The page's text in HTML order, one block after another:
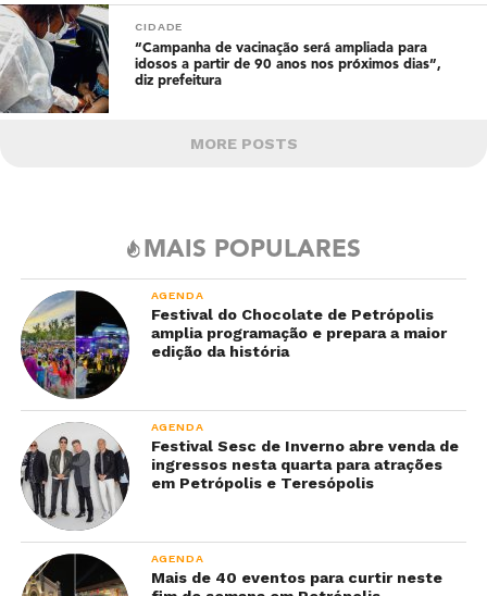
CIDADE
“Campanha de vacinação será ampliada para
idosos a partir de 90 anos nos próximos dias”,
diz prefeitura
MORE POSTS
MAIS POPULARES
AGENDA
Festival do Chocolate de Petrópolis
amplia programação e prepara a maior
edição da história
AGENDA
Festival Sesc de Inverno abre venda de
ingressos nesta quarta para atrações
em Petrópolis e Teresópolis
AGENDA
Mais de 40 eventos para curtir neste